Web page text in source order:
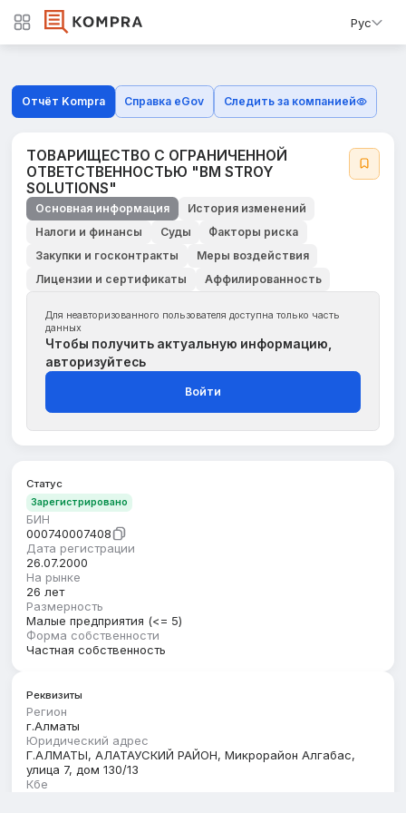
Рус
Отчёт Kompra Справка eGov Следить за компанией
ТОВАРИЩЕСТВО С ОГРАНИЧЕННОЙ
ОТВЕТСТВЕННОСТЬЮ "BM STROY
SOLUTIONS"
Основная информация
История изменений
Налоги и финансы
Суды
Факторы риска
Закупки и госконтракты
Меры воздействия
Лицензии и сертификаты
Аффилированность
Для неавторизованного пользователя доступна только часть
данных
Чтобы получить актуальную информацию,
авторизуйтесь
Войти
Статус
Зарегистрировано
БИН
000740007408
Дата регистрации
26.07.2000
На рынке
26 лет
Размерность
Малые предприятия (<= 5)
Форма собственности
Частная собственность
Реквизиты
Регион
г.Алматы
Юридический адрес
Г.АЛМАТЫ, АЛАТАУСКИЙ РАЙОН, Микрорайон Алгабас,
улица 7, дом 130/13
Кбе